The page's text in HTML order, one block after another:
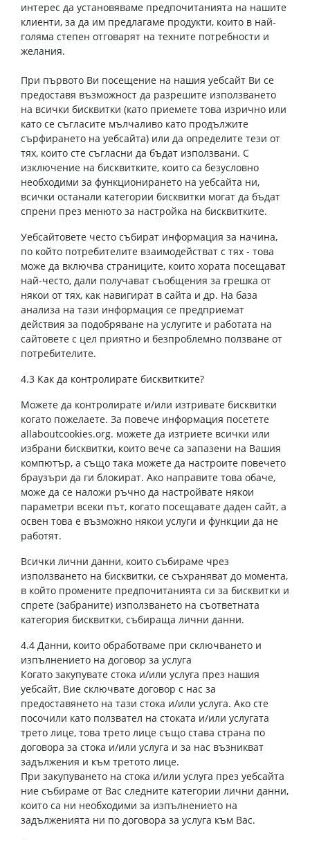
интерес да установяваме предпочитанията на нашите
клиенти, за да им предлагаме продукти, които в най-
голяма степен отговарят на техните потребности и
желания.
При първото Ви посещение на нашия уебсайт Ви се
предоставя възможност да разрешите използването
на всички бисквитки (като приемете това изрично или
като се съгласите мълчаливо като продължите
сърфирането на уебсайта) или да определите тези от
тях, които сте съгласни да бъдат използвани. С
изключение на бисквитките, които са безусловно
необходими за функционирането на уебсайта ни,
всички останали категории бисквитки могат да бъдат
спрени през менюто за настройка на бисквитките.
Уебсайтовете често събират информация за начина,
по който потребителите взаимодействат с тях - това
може да включва страниците, които хората посещават
най-често, дали получават съобщения за грешка от
някои от тях, как навигират в сайта и др. На база
анализа на тази информация се предприемат
действия за подобряване на услугите и работата на
сайтовете с цел приятно и безпроблемно ползване от
потребителите.
4.3 Как да контролирате бисквитките?
Можете да контролирате и/или изтривате бисквитки
когато пожелаете. За повече информация посетете
allaboutcookies.org. можете да изтриете всички или
избрани бисквитки, които вече са запазени на Вашия
компютър, а също така можете да настроите повечето
браузъри да ги блокират. Ако направите това обаче,
може да се наложи ръчно да настройвате някои
параметри всеки път, когато посещавате даден сайт, а
освен това е възможно някои услуги и функции да не
работят.
Всички лични данни, които събираме чрез
използването на бисквитки, се съхраняват до момента,
в който промените предпочитанията си за бисквитки и
спрете (забраните) използването на съответната
категория бисквитки, събираща лични данни.
4.4 Данни, които обработваме при сключването и
изпълнението на договор за услуга
Когато закупувате стока и/или услуга през нашия
уебсайт, Вие сключвате договор с нас за
предоставянето на тази стока и/или услуга. Ако сте
посочили като ползвател на стоката и/или услугата
трето лице, това трето лице също става страна по
договора за стока и/или услуга и за нас възникват
задължения и към третото лице.
При закупуването на стока и/или услуга през уебсайта
ние събираме от Вас следните категории лични данни,
които са ни необходими за изпълнението на
задълженията ни по договора за услуга към Вас.